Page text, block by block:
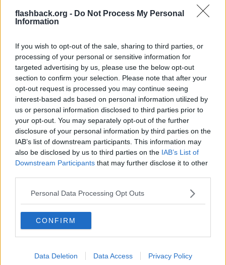
flashback.org - Do Not Process My Personal
Information
If you wish to opt-out of the sale, sharing to third parties, or
processing of your personal or sensitive information for
targeted advertising by us, please use the below opt-out
section to confirm your selection. Please note that after your
opt-out request is processed you may continue seeing
interest-based ads based on personal information utilized by
us or personal information disclosed to third parties prior to
your opt-out. You may separately opt-out of the further
disclosure of your personal information by third parties on the
IAB’s list of downstream participants. This information may
also be disclosed by us to third parties on the IAB’s List of
Downstream Participants that may further disclose it to other
Personal Data Processing Opt Outs
CONFIRM
Data Deletion Data Access Privacy Policy
Fast om personen har avtjänat sitt straff så ser jag ingen poäng
att hänga ut personer, det är väl en liten risk att dom återfaller så
Du kanske inte tänkt på att dom som döms för brott kanske vill ha
ett normalt liv efter straffet, och kanske ångra sig det dom har
gjort och vill börja på nytt liv men om hela tiden samhället ska hålla
på att trycka ner dom hela tiden och inte får något normal liv igen
då blir risken större att dom återfaller igen för då tänker dom vad
har man att förlora när livet redan är förstört.
Jag har utsätt för massa brott i mitt liv men ingen i samhället har
ens hjälp mig, inte ens när någon "tjej" på msn vill ha dick bilder på
än när man var 12 år.
Och jag mår inte dåligt över att skickat disk bild till någon person
när jag var 12 år inte tog jag skada av det, men att försöka förstöra
personen liv som vill ha bild från mig och göra så att personen tar
sitt liv eller blir skadad ser jag ingen som lösningen för.
2023-08-07, 12:12
Myror-Elefanter